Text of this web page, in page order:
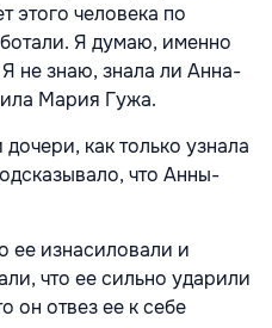
этого человека по
Я думаю, именно
не знаю, знала ли Анна-
Мария Гужа.
как только узнала
что Анны-
ее изнасиловали и
что ее сильно ударили
он отвез ее к себе